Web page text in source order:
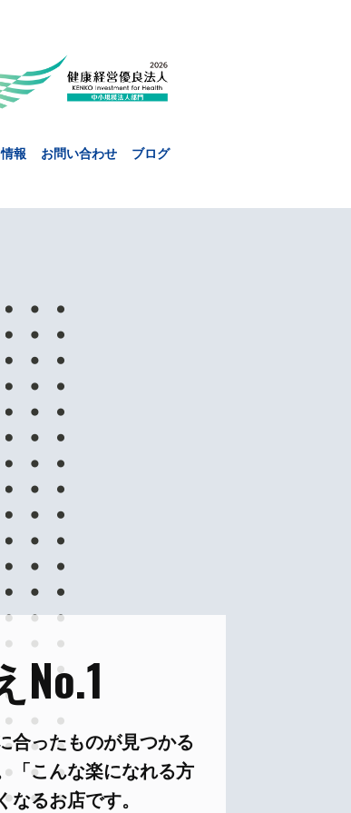
報 お問い合わせ ブログ
合ったものが見つかる
「こんな楽になれる方
るお店です。